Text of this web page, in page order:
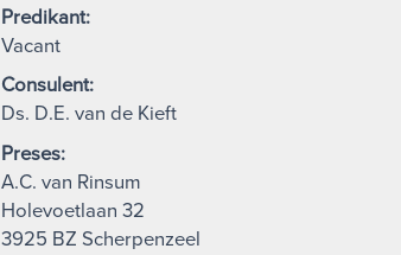
Predikant:
Vacant
Consulent:
Ds. D.E. van de Kieft
Preses:
A.C. van Rinsum
Holevoetlaan 32
3925 BZ Scherpenzeel